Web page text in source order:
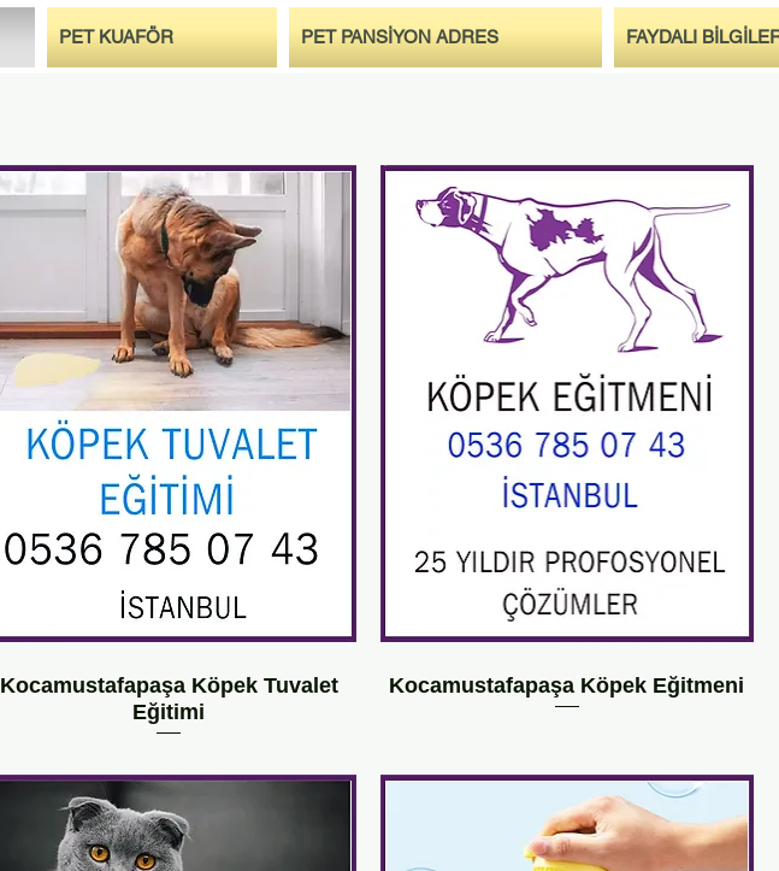
PET KUAFÖR PET PANSİYON ADRES FAYDALI
Kocamustafapaşa Köpek Eğitmeni
Kocamustafapaşa Köpek Tuvalet
Eğitimi